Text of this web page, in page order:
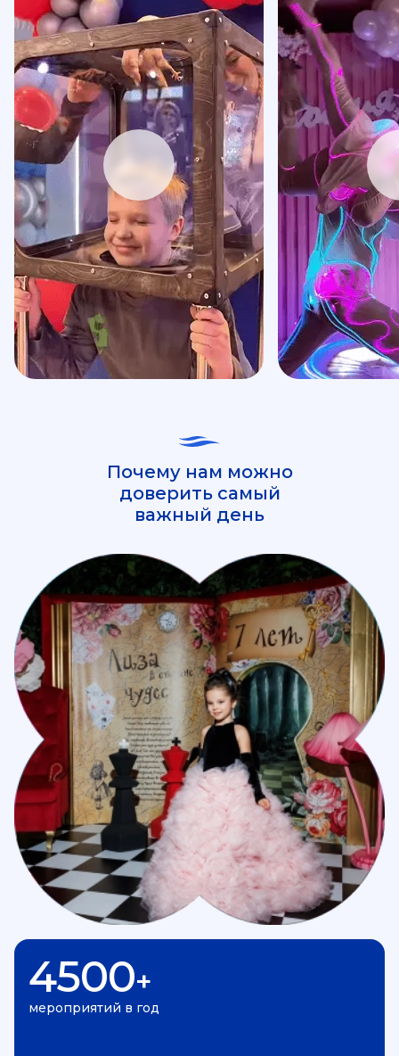
Почему нам можно
доверить самый
важный день
4500+
мероприятий в год